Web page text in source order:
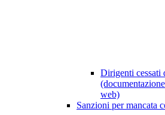
Dirigenti cessati
web)
Sanzioni per mancata